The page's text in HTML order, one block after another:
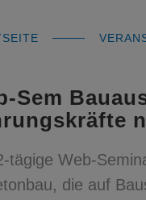
Sem
tägige Web-
die auf